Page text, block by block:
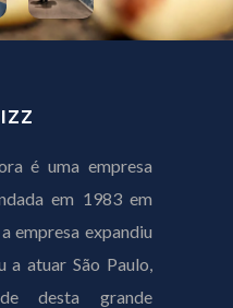
é uma empresa
em 1983 em
empresa expandiu
a atuar São Paulo,
desta grande